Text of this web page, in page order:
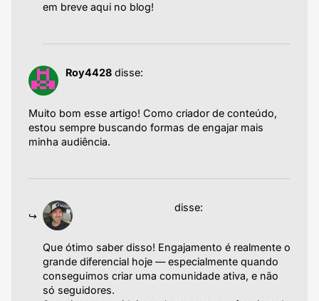
em breve aqui no blog!
Roy4428 disse:
Muito bom esse artigo! Como criador de conteúdo,
estou sempre buscando formas de engajar mais
minha audiência.
disse:
Que ótimo saber disso! Engajamento é realmente o
grande diferencial hoje — especialmente quando
conseguimos criar uma comunidade ativa, e não
só seguidores.